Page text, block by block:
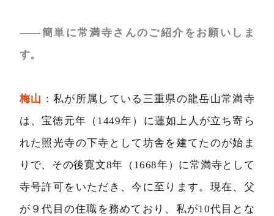
――簡単に常満寺さんのご紹介をお願いしま
す。
梅山 ：私が所属している三重県の龍岳山常満寺
は、宝徳元年（1449年）に蓮如上人が立ち寄ら
れた照光寺の下寺として坊舎を建てたのが始ま
りで、その後寛文8年（1668年）に常満寺として
寺号許可をいただき、今に至ります。現在、父
が９代目の住職を務めており、私が10代目とな